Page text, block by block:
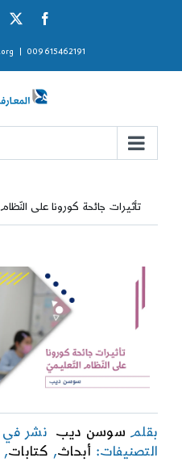
X
009615462191
تأثيرات جائحة كورونا على
بقلم سوسن ديب نشر في :
التصنيفات: أبحاث, كتابات,